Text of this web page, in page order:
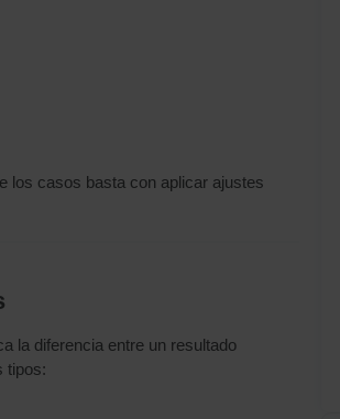
los casos basta con aplicar ajustes
la diferencia entre un resultado
tipos: